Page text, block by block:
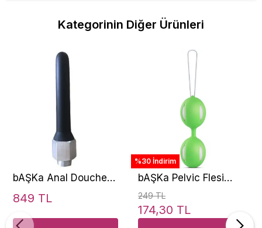
Kategorinin Diğer Ürünleri
bAŞKa Anal Douche
Head Cramer Anal
849 TL
%30 İndirim
bAŞKa Pelvic Flesi
Flexible Kegel Top-
Green
249 TL
174,30 TL